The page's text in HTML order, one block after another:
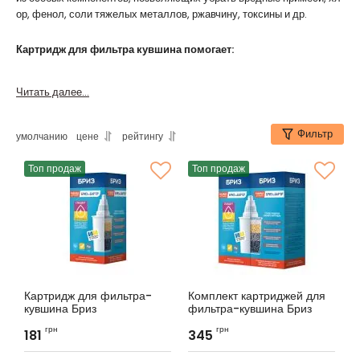
ор, фенол, соли тяжелых металлов, ржавчину, токсины и др.
Картридж для фильтра кувшина помогает:
Читать далее...
умолчанию цене рейтингу Фильтр
Топ продаж
Картридж для фильтра-
кувшина Бриз
Артикул:
181 грн
Топ продаж
Комплект картриджей для
фильтра-кувшина Бриз
(2шт.)
Артикул:BRK0
345 грн